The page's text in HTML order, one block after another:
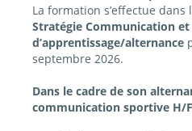
La formation s’effectue dans
Stratégie Communication
d’apprentissage/alternance
septembre 2026.
Dans le cadre de son
communication sportive H/